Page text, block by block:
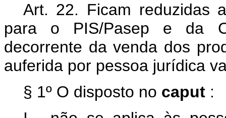
Art. 22. Ficam reduzidas
para o PIS/Pasep e da
decorrente da venda dos
auferida por pessoa jurídica
§ 1º O disposto no caput :